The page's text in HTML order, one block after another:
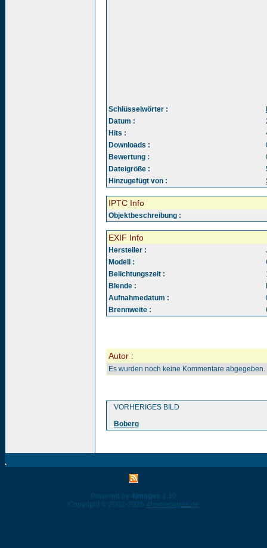
Schlüsselwörter :
Datum :
Hits :
Downloads :
Bewertung :
Dateigröße :
Hinzugefügt von :
IPTC Info
Objektbeschreibung :
EXIF Info
Hersteller :
Modell :
Belichtungszeit :
Blende :
Aufnahmedatum :
Brennweite :
Autor :
Es wurden noch keine Kommentare abgegeben.
VORHERIGES BILD
Boberg
Powered by 4images 1.10
Copyright © 2002-2026 4homepages.de